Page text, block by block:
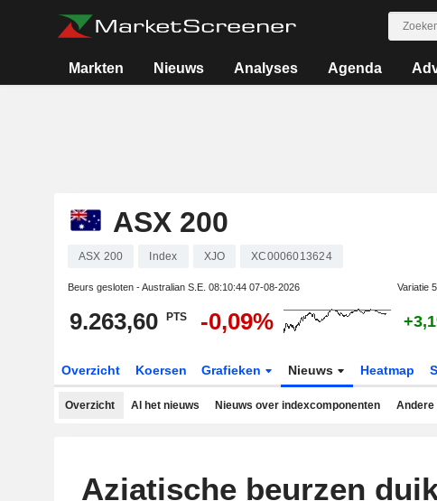
Markten Nieuws Analyses Agenda
ASX 200
ASX 200 Index XJO XC0006013624
Beurs gesloten - Australian S.E. 08:10:44 07-08-2026 Variatie
9.263,60 PTS -0,09%
Overzicht Koersen Grafieken Nieuws Heatmap
Overzicht Al het nieuws Nieuws over indexcomponenten Andere
Aziatische beurzen